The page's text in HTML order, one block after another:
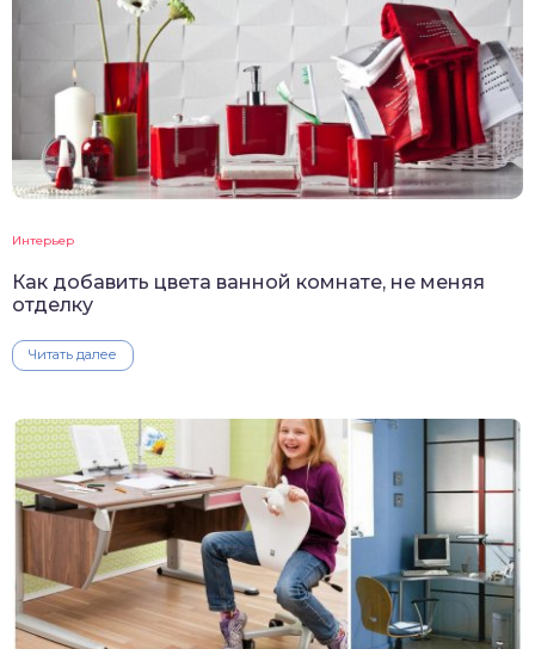
Интерьер
Как добавить цвета ванной комнате, не меняя
отделку
Читать далее